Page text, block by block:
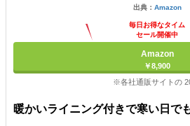
出典： Amazon
毎日お得なタイム
セール開催中
Amazon
￥8,900
※各社通販サイトの
暖かいライニング付きで寒い日で